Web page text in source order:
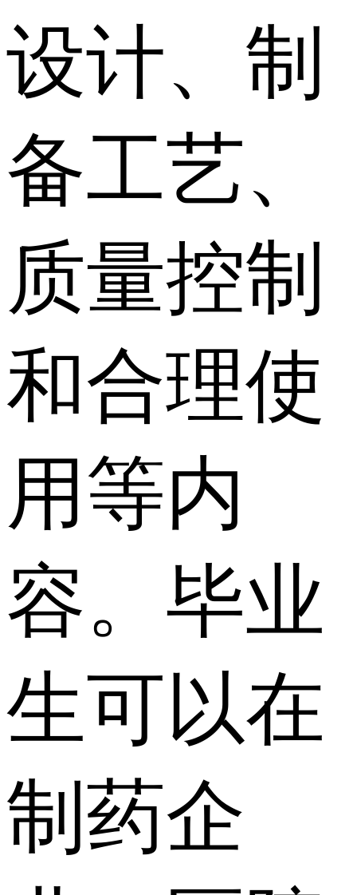
设计、制
备工艺、
质量控制
和合理使
用等内
容。毕业
生可以在
制药企